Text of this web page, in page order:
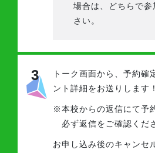
場合は、どちらで
さい。
3 トーク画面から、予約確
ント詳細をお送りします！
※本校からの返信にて予
必ず返信をご確認くだ
お申し込み後のキャンセ